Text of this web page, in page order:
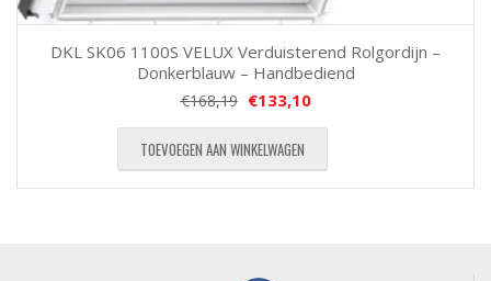
DKL SK06 1100S VELUX Verduisterend Rolgordijn –
Donkerblauw – Handbediend
€168,19 €133,10
TOEVOEGEN AAN WINKELWAGEN